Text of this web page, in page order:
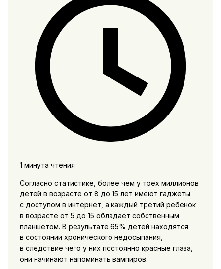
1 минута чтения
Согласно статистике, более чем у трех миллионов
детей в возрасте от 8 до 15 лет имеют гаджеты
с доступом в интернет, а каждый третий ребенок
в возрасте от 5 до 15 обладает собственным
планшетом. В результате 65% детей находятся
в состоянии хронического недосыпания,
в следствие чего у них постоянно красные глаза,
они начинают напоминать вампиров.